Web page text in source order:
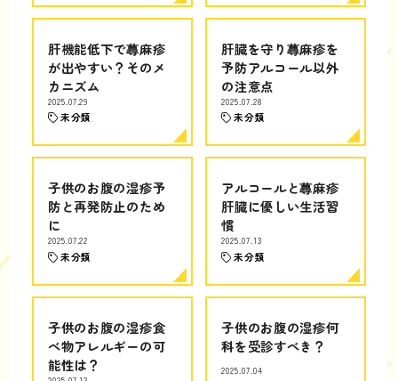
肝機能低下で蕁麻疹
が出やすい？そのメ
カニズム
2025.07.29
未分類
肝臓を守り蕁麻疹を
予防アルコール以外
の注意点
2025.07.28
未分類
子供のお腹の湿疹予
防と再発防止のため
に
2025.07.22
未分類
アルコールと蕁麻疹
肝臓に優しい生活習
慣
2025.07.13
未分類
子供のお腹の湿疹食
べ物アレルギーの可
能性は？
子供のお腹の湿疹何
科を受診すべき？
2025.07.04